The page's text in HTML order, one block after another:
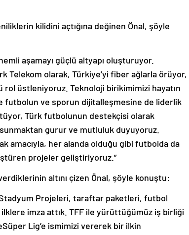
kilidini açtığına değinen Önal, şöyle
aşamayı güçlü altyapı oluşturuyor.
Telekom olarak, Türkiye’yi fiber ağlarla örüyor,
üstleniyoruz. Teknoloji birikimimizi hayatın
futbolun ve sporun dijitalleşmesine de liderlik
Türk futbolunun destekçisi olarak
gurur ve mutluluk duyuyoruz.
amacıyla, her alanda olduğu gibi futbolda da
projeler geliştiriyoruz.”
altını çizen Önal, şöyle konuştu:
Stadyum Projeleri, taraftar paketleri, futbol
imza attık. TFF ile yürüttüğümüz iş birliği
Lig’e ismimizi vererek bir ilkin